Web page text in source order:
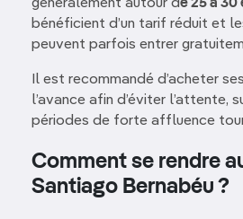
généralement autour de 25 à 30
bénéficient d’un tarif réduit et
peuvent parfois entrer
Il est recommandé d’acheter
l’avance afin d’éviter l’attente,
périodes de forte affluence
Comment se rendre
Santiago Bernabéu ?